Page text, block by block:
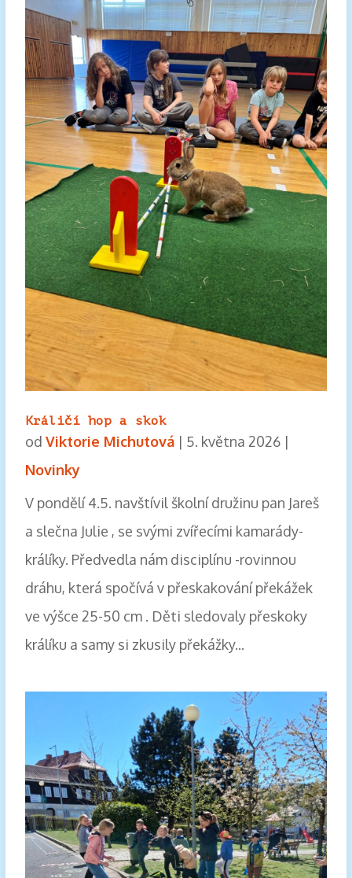
Králičí hop a skok
od Viktorie Michutová| 5. května 2026|
Novinky
V pondělí 4.5. navštívil školní družinu pan Jareš
a slečna Julie , se svými zvířecími kamarády-
králíky. Předvedla nám disciplínu -rovinnou
dráhu, která spočívá v přeskakování překážek
ve výšce 25-50 cm . Děti sledovaly přeskoky
králíku a samy si zkusily překážky...